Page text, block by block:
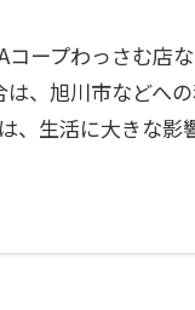
ープわっさむ店
、旭川市などへの
、生活に大きな影